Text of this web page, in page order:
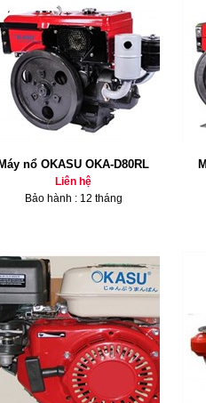
Máy nổ OKASU OKA-D80RL
Liên hệ
Bảo hành : 12 tháng